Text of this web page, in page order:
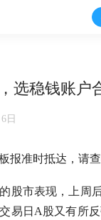
有行
温度计
选稳钱账户
日
报准时抵达，请查
股市表现，上周
易日 A股又有所